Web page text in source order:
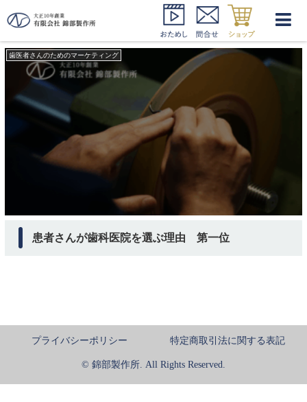
歯科医院 選ぶ理由
歯医者さんのためのマーケティング
患者さんが歯科医院を選ぶ理由 第一位
プライバシーポリシー 特定商取引法に関する表記
© 錦部製作所. All Rights Reserved.